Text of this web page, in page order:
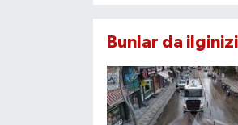
Bunlar da